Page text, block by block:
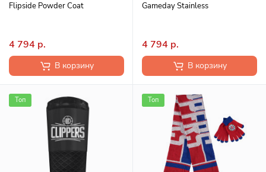
Flipside Powder Coat
4 794 р.
В корзину
Gameday Stainless
4 794 р.
В корзину
Топ Топ